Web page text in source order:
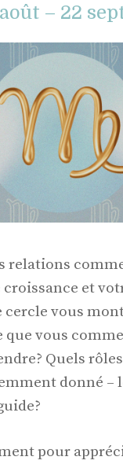
– 22
relations
et
cercle vous
que vous
Quels
donné –
pour